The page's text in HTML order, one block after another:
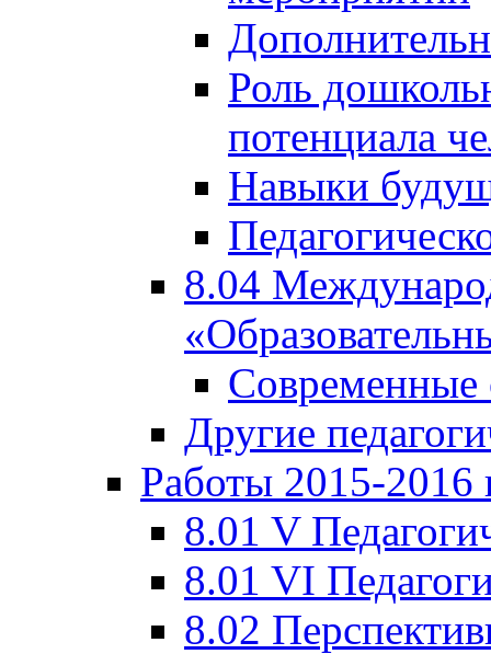
Роль
потенциала
Навыки
8.04
Современные
Другие
Работы 2015-2016
8.01 V
8.01 VI
8.02